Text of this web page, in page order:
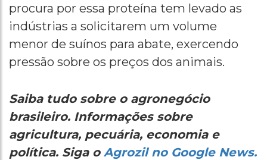
procura por essa proteína tem levado as
indústrias a solicitarem um volume
menor de suínos para abate, exercendo
pressão sobre os preços dos animais.
Saiba tudo sobre o agronegócio
brasileiro. Informações sobre
agricultura, pecuária, economia e
política. Siga o Agrozil no Google News.